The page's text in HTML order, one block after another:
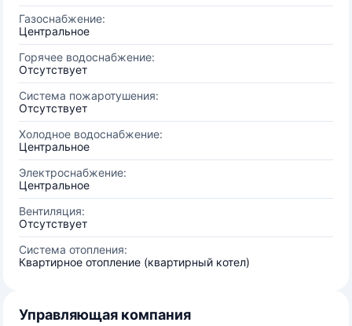
Газоснабжение:
Центральное
Горячее водоснабжение:
Отсутствует
Система пожаротушения:
Отсутствует
Холодное водоснабжение:
Центральное
Электроснабжение:
Центральное
Вентиляция:
Отсутствует
Система отопления:
Квартирное отопление (квартирный котел)
Управляющая компания